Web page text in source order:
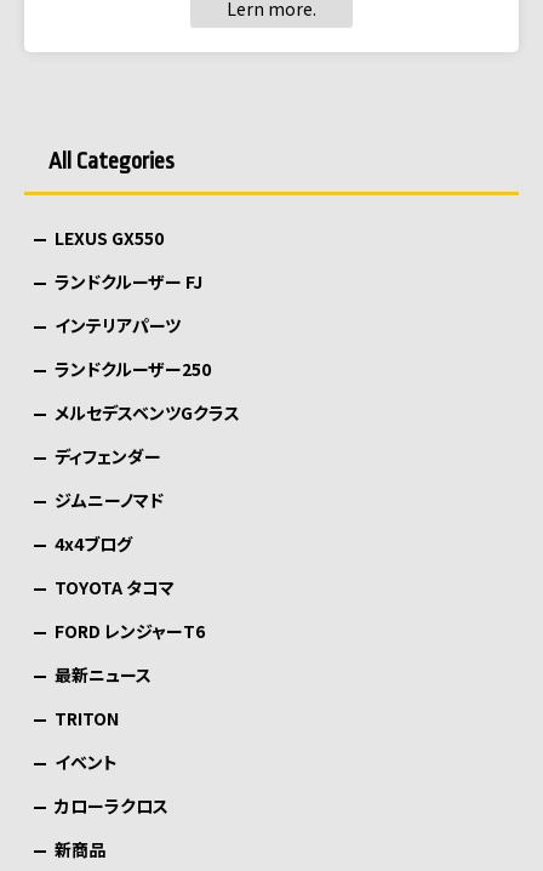
Lern more.
All Categories
LEXUS GX550
ランドクルーザー FJ
インテリアパーツ
ランドクルーザー250
メルセデスベンツGクラス
ディフェンダー
ジムニーノマド
4x4ブログ
TOYOTA タコマ
FORD レンジャーT6
最新ニュース
TRITON
イベント
カローラクロス
新商品